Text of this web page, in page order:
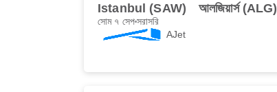
Istanbul (SAW) আলজিয়ার্স (ALG)
সোম ৭ সেপসরাসরি
AJet